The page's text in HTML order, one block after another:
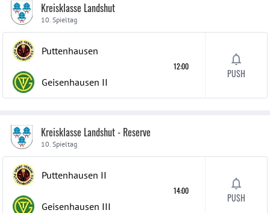
Kreisklasse Landshut
10. Spieltag
Puttenhausen
Geisenhausen II
12:00
PUSH
Kreisklasse Landshut - Reserve
10. Spieltag
Puttenhausen II
Geisenhausen III
14:00
PUSH